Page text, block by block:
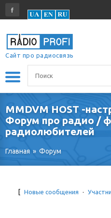
Сайт про радиосвязь
MMDVM HOST -
Форум про радио /
радиолюбителей
Главная » Форум
[ Новые сообщения ·